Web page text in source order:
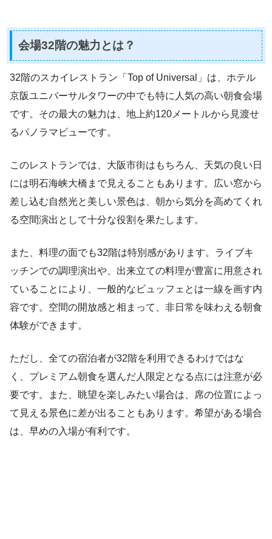
会場32階の魅力とは？
32階のスカイレストラン「Top of Universal」は、ホテル
京阪ユニバーサルタワーの中でも特に人気の高い朝食会場
です。その最大の魅力は、地上約120メートルから見渡せ
るパノラマビューです。
このレストランでは、大阪市街はもちろん、天気の良い日
には明石海峡大橋まで見えることもあります。広い窓から
差し込む自然光と美しい景色は、朝から気分を高めてくれ
る空間演出として十分な役割を果たします。
また、料理の面でも32階は特別感があります。ライブキ
ッチンでの調理演出や、出来立ての料理が豊富に用意され
ていることにより、一般的なビュッフェとは一線を画す内
容です。空間の開放感と相まって、非日常を味わえる朝食
体験ができます。
ただし、全ての宿泊者が32階を利用できるわけではな
く、プレミアム朝食を選んだ人限定となる点には注意が必
要です。また、眺望を楽しみたい場合は、席の位置によっ
て見える景色に差が出ることもあります。希望がある場合
は、早めの入場が有利です。